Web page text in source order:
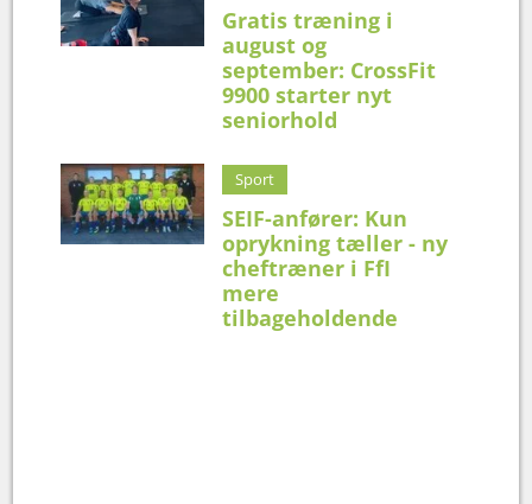
Gratis træning i
august og
september: CrossFit
9900 starter nyt
seniorhold
Sport
SEIF-anfører: Kun
oprykning tæller - ny
cheftræner i FfI
mere
tilbageholdende